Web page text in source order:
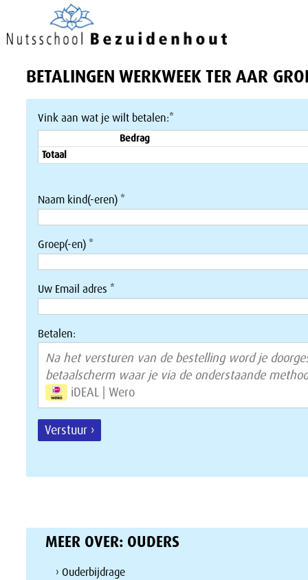
BETALINGEN WERKWEEK TER AAR
Vink aan wat je wilt betalen:*
Bedrag
Totaal
Naam kind(-eren) *
Groep(-en) *
Uw Email adres *
Betalen:
Na het versturen van de bestelling word je
betaalscherm waar je via de onderstaande
iDEAL | Wero
Verstuur ›
MEER OVER: OUDERS
› Ouderbijdrage